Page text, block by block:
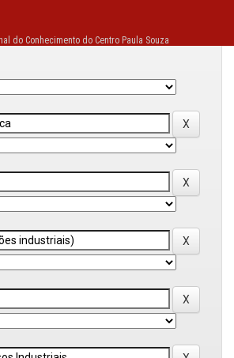
do Conhecimento do Centro Paula Souza